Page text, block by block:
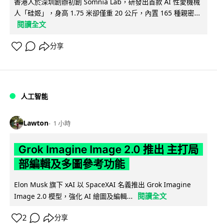
人「硅姬」，身高 1.75 米卻僅重 20 公斤，內置 165 種親密...
閱讀全文
分享
人工智能
Lawton 1 小時
Grok Imagine Image 2.0 推出 主打局
部編輯及多圖參考功能
Elon Musk 旗下 xAI 以 SpaceXAI 名義推出 Grok Imagine
Image 2.0 模型，強化 AI 繪圖及編輯...
閱讀全文
2 分享